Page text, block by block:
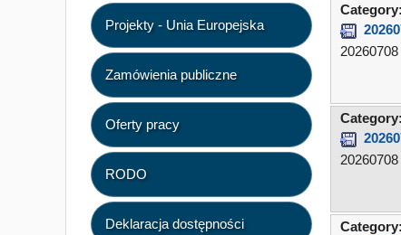
Category:
Category:
Category:
Projekty - Unia Europejska
Zamówienia publiczne
Oferty pracy
RODO
Deklaracja dostępności